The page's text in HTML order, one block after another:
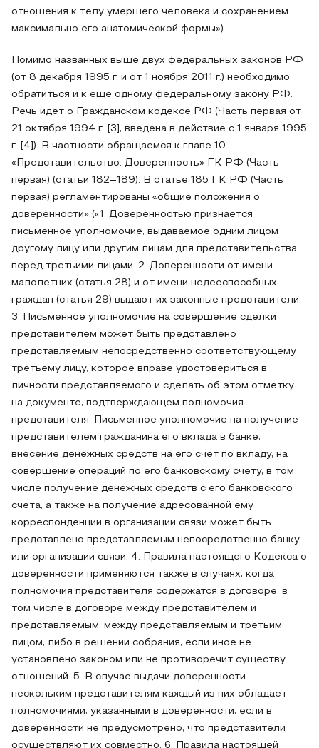
отношения к телу умершего человека и сохранением
максимально его анатомической формы»).
Помимо названных выше двух федеральных законов РФ
(от 8 декабря 1995 г. и от 1 ноября 2011 г.) необходимо
обратиться и к еще одному федеральному закону РФ.
Речь идет о Гражданском кодексе РФ (Часть первая от
21 октября 1994 г. [3], введена в действие с 1 января 1995
г. [4]). В частности обращаемся к главе 10
«Представительство. Доверенность» ГК РФ (Часть
первая) (статьи 182–189). В статье 185 ГК РФ (Часть
первая) регламентированы «общие положения о
доверенности» («1. Доверенностью признается
письменное уполномочие, выдаваемое одним лицом
другому лицу или другим лицам для представительства
перед третьими лицами. 2. Доверенности от имени
малолетних (статья 28) и от имени недееспособных
граждан (статья 29) выдают их законные представители.
3. Письменное уполномочие на совершение сделки
представителем может быть представлено
представляемым непосредственно соответствующему
третьему лицу, которое вправе удостовериться в
личности представляемого и сделать об этом отметку
на документе, подтверждающем полномочия
представителя. Письменное уполномочие на получение
представителем гражданина его вклада в банке,
внесение денежных средств на его счет по вкладу, на
совершение операций по его банковскому счету, в том
числе получение денежных средств с его банковского
счета, а также на получение адресованной ему
корреспонденции в организации связи может быть
представлено представляемым непосредственно банку
или организации связи. 4. Правила настоящего Кодекса о
доверенности применяются также в случаях, когда
полномочия представителя содержатся в договоре, в
том числе в договоре между представителем и
представляемым, между представляемым и третьим
лицом, либо в решении собрания, если иное не
установлено законом или не противоречит существу
отношений. 5. В случае выдачи доверенности
нескольким представителям каждый из них обладает
полномочиями, указанными в доверенности, если в
доверенности не предусмотрено, что представители
осуществляют их совместно. 6. Правила настоящей